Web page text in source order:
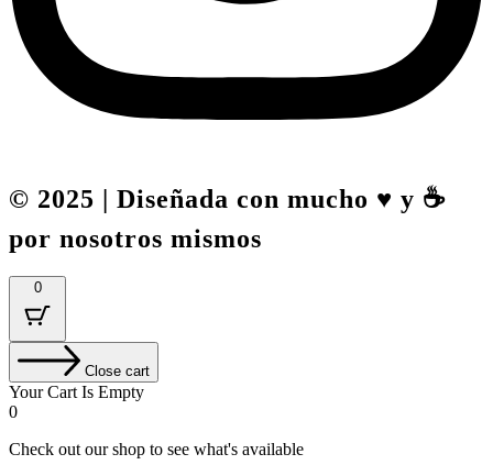
© 2025 | Diseñada con mucho ♥️ y ☕
por nosotros mismos
0
Close cart
Your Cart Is Empty
0
Check out our shop to see what's available